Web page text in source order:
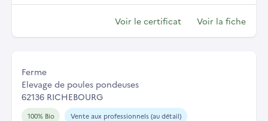
Voir le certificat Voir la fiche
Ferme
Elevage de poules pondeuses
62136 RICHEBOURG
100% Bio Vente aux professionnels (au détail)